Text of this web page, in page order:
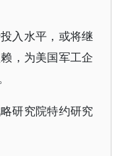
入水平，或将继
，为美国军工企
研究院特约研究